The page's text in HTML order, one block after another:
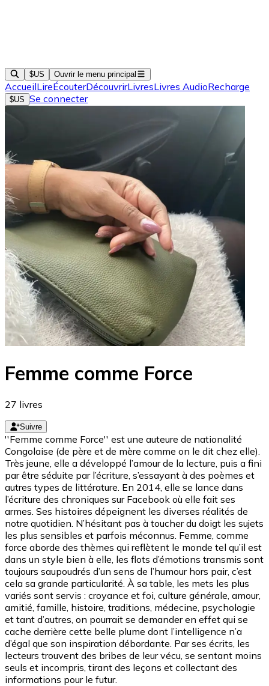
$US Ouvrir le menu principal
AccueilLireÉcouterDécouvrirLivresLivres AudioRecharge
$US Se connecter
Femme comme Force
27 livres
Suivre
''Femme comme Force'' est une auteure de nationalité
Congolaise (de père et de mère comme on le dit chez elle).
Très jeune, elle a développé l’amour de la lecture, puis a fini
par être séduite par l’écriture, s’essayant à des poèmes et
autres types de littérature. En 2014, elle se lance dans
l’écriture des chroniques sur Facebook où elle fait ses
armes. Ses histoires dépeignent les diverses réalités de
notre quotidien. N’hésitant pas à toucher du doigt les sujets
les plus sensibles et parfois méconnus. Femme, comme
force aborde des thèmes qui reflètent le monde tel qu’il est
dans un style bien à elle, les flots d’émotions transmis sont
toujours saupoudrés d’un sens de l’humour hors pair, c’est
cela sa grande particularité. À sa table, les mets les plus
variés sont servis : croyance et foi, culture générale, amour,
amitié, famille, histoire, traditions, médecine, psychologie
et tant d’autres, on pourrait se demander en effet qui se
cache derrière cette belle plume dont l’intelligence n’a
d’égal que son inspiration débordante. Par ses écrits, les
lecteurs trouvent des bribes de leur vécu, se sentant moins
seuls et incompris, tirant des leçons et collectant des
informations pour le futur.